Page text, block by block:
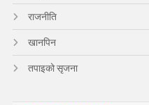
राजनीति
खानपिन
तपाइको सृजना